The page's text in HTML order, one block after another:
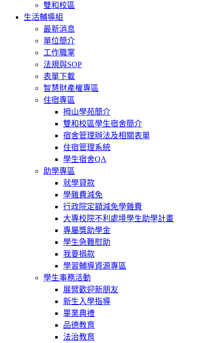
雙和校區
生活輔導組
最新消息
單位簡介
工作職掌
法規與SOP
表單下載
智慧財產權專區
住宿專區
拇山學苑簡介
雙和校區學生宿舍簡介
宿舍管理辦法及相關表單
住宿管理系統
學生宿舍QA
助學專區
就學貸款
學雜費減免
行政院定額減免學雜費
大專校院不利處境學生助學計畫
專屬獎助學金
學生急難慰助
我要捐款
學習輔導資源專區
學生事務活動
展臂歡迎新朋友
新生入學指導
畢業典禮
品德教育
法治教育